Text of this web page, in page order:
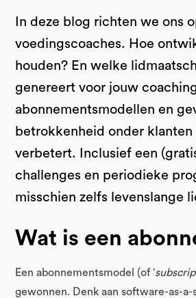
In deze blog richten we ons
voedingscoaches. Hoe
houden? En welke
genereert voor jouw
abonnementsmodellen en
betrokkenheid onder
verbetert. Inclusief een
challenges en periodieke
misschien zelfs levenslange
Wat is een
Een abonnementsmodel (of ‘
gewonnen. Denk aan software-as-